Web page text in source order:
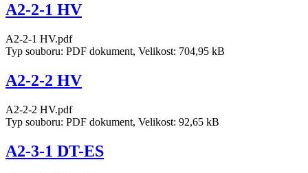
A2-2-1 HV
A2-2-1 HV.pdf
Typ souboru: PDF dokument, Velikost: 704,95 kB
A2-2-2 HV
A2-2-2 HV.pdf
Typ souboru: PDF dokument, Velikost: 92,65 kB
A2-3-1 DT-ES